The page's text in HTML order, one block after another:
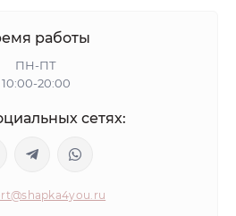
работы
ПН-ПТ
10:00-20:00
сетях: